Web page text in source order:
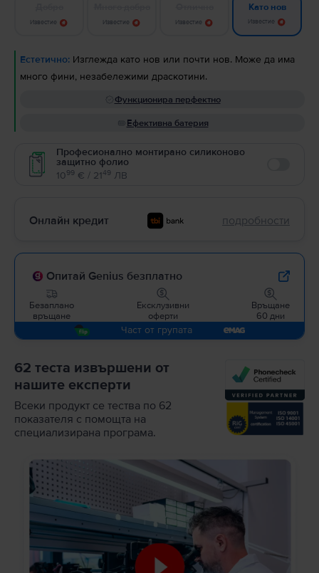
Известие Известие Известие
Като нов
Известие
Естетично: Изглежда като нов или почти нов. Може да има
много фини, незабележими драскотини.
Функционира перфектно
Ефективна батерия
Професионално монтирано силиконово
защитно фолио
1099 € / 2149 ЛВ
Онлайн кредит подробности
Опитай Genius безплатно
Безаплано
връщане
Ексклузивни
оферти
Връщане
60 дни
Част от групата
62 теста извършени от
нашите експерти
Всеки продукт се тества по 62
показателя с помощта на
специализирана програма.